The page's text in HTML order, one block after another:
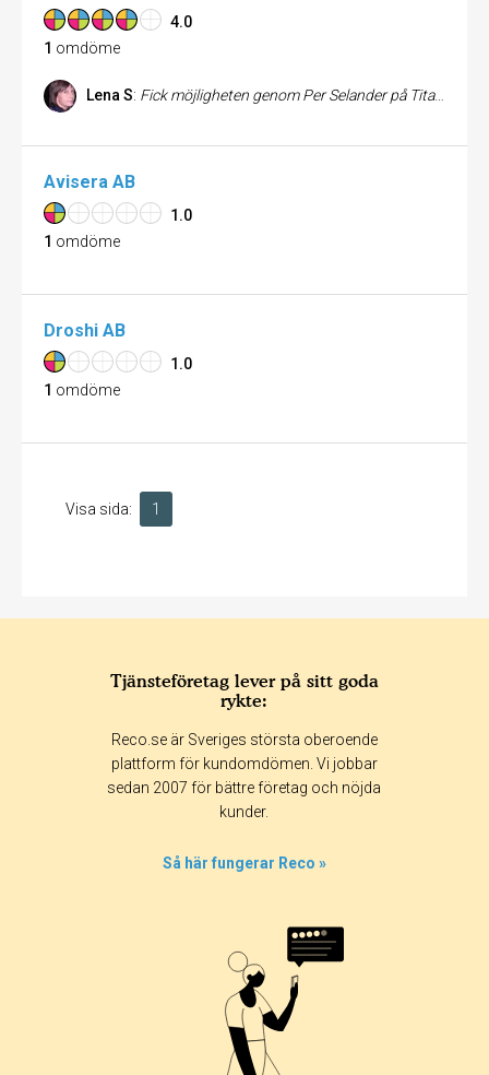
4.0
1 omdöme
Lena S: Fick möjligheten genom Per Selander på Titania bygg & VVS att vid min badrumsrenovering tillgå en skogstoa. Det fungerade utmärkt och det var mycket enkelt och bekvämt att använda. Ingen lukt alls utan den gick att ha i en klädkammare. Jag rekommenderar absolut den här lösningen om man vid en renovering blir utan sin vanliga toalett.
Avisera AB
1.0
1 omdöme
Droshi AB
1.0
1 omdöme
Visa sida: 1
Tjänsteföretag lever på sitt goda
rykte:
Reco.se är Sveriges största oberoende
plattform för kundomdömen. Vi jobbar
sedan 2007 för bättre företag och nöjda
kunder.
Så här fungerar Reco »